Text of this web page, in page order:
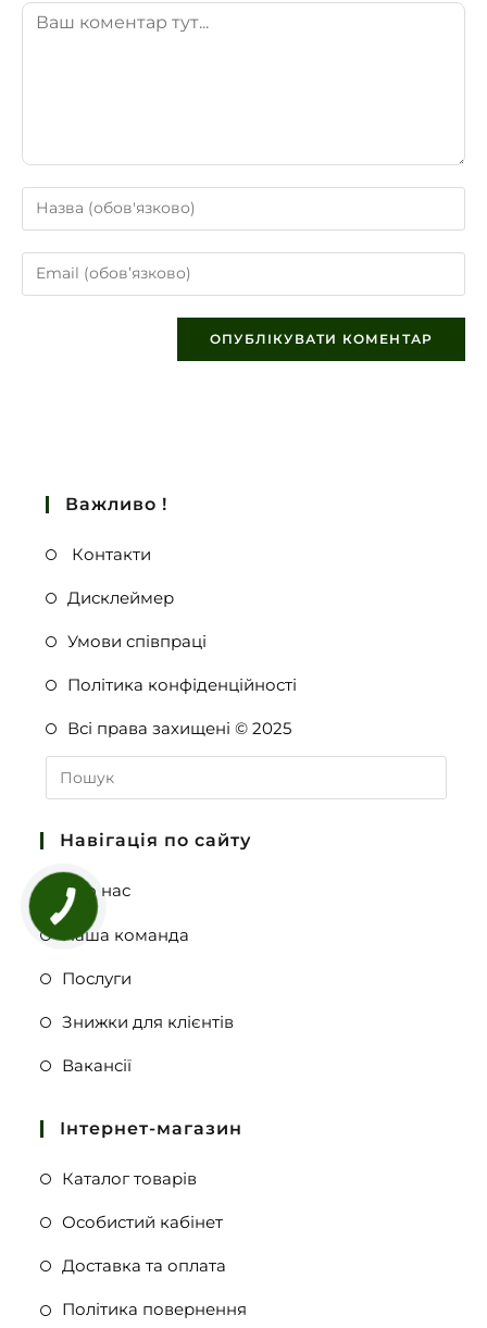
Важливо !
Контакти
Дисклеймер
Умови співпраці
Політика конфіденційності
Всі права захищені © 2025
Навігація по сайту
Про нас
Наша команда
Послуги
Знижки для клієнтів
Вакансії
Інтернет-магазин
Каталог товарів
Особистий кабінет
Доставка та оплата
Політика повернення